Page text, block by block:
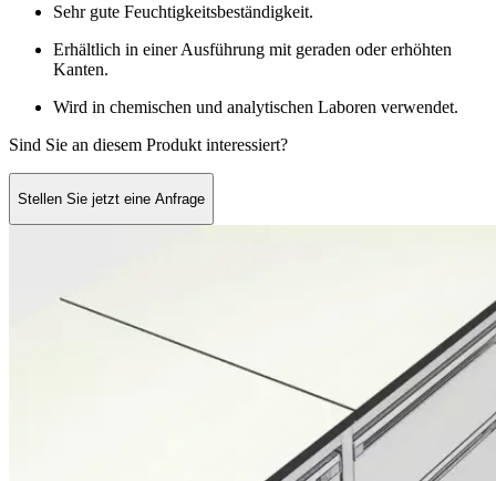
Sehr gute Feuchtigkeitsbeständigkeit.
Erhältlich in einer Ausführung mit geraden oder erhöhten
Kanten.
Wird in chemischen und analytischen Laboren verwendet.
Sind Sie an diesem Produkt interessiert?
Stellen Sie jetzt eine Anfrage